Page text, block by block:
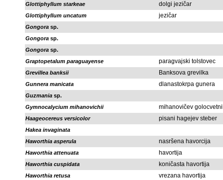
Glottiphyllum starkeae dolgi jezičar
Glottiphyllum uncatum jezičar
Gongora sp.
Gongora sp.
Gongora sp.
Graptopetalum paraguayense
paragvajski tolstovec
Grevillea banksii Banksova grevilka
Gunnera manicata dlanastokrpa gunera
Guzmania sp.
Gymnocalycium mihanovichii
mihanovičev
Haageocereus versicolor pisani hagejev steber
Hakea invaginata
Haworthia asperula
nasršena havorcija
Haworthia attenuata havortija
Haworthia cuspidata koničasta havortija
Haworthia retusa vrezana havortija